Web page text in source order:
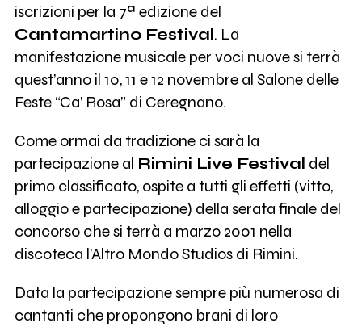
iscrizioni per la 7ª edizione del
Cantamartino Festival. La
manifestazione musicale per voci nuove si terrà
quest’anno il 10, 11 e 12 novembre al Salone delle
Feste “Ca’ Rosa” di Ceregnano.
Come ormai da tradizione ci sarà la
partecipazione al Rimini Live Festival del
primo classificato, ospite a tutti gli effetti (vitto,
alloggio e partecipazione) della serata finale del
concorso che si terrà a marzo 2001 nella
discoteca l’Altro Mondo Studios di Rimini.
Data la partecipazione sempre più numerosa di
cantanti che propongono brani di loro